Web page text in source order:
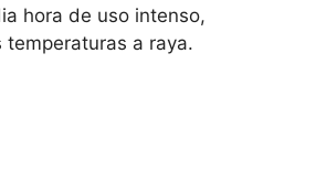
hora de uso intenso,
temperaturas a raya.